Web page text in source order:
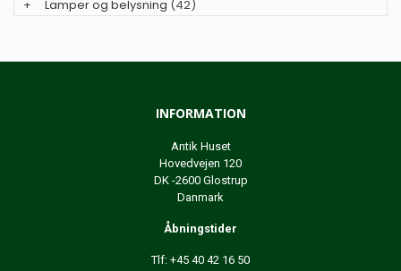
+
Lamper og belysning (42)
INFORMATION
Antik Huset
Hovedvejen 120
DK -2600 Glostrup
Danmark
Åbningstider
Tlf: +45 40 42 16 50